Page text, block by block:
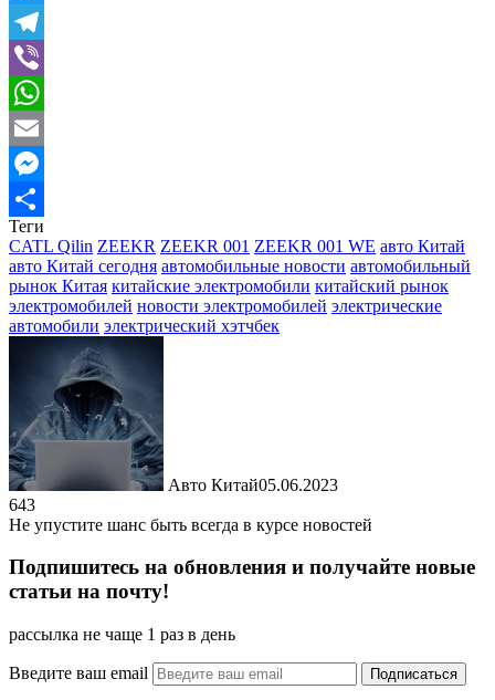
Twitter
Telegram
Viber
WhatsApp
Email
Messenger
Отправить
Теги
CATL Qilin ZEEKR ZEEKR 001 ZEEKR 001 WE авто Китай
авто Китай сегодня автомобильные новости автомобильный
рынок Китая китайские электромобили китайский рынок
электромобилей новости электромобилей электрические
автомобили электрический хэтчбек
Авто Китай05.06.2023
643
Не упустите шанс быть всегда в курсе новостей
Подпишитесь на обновления и получайте новые
статьи на почту!
рассылка не чаще 1 раз в день
Введите ваш email